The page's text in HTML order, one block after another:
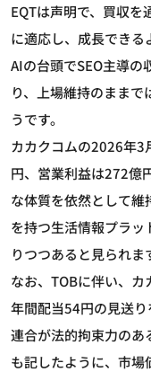
EQTは声明で、買収
に適応し、成長でき
AIの台頭でSEO主導の
り、上場維持のまま
うです。
カカクコムの2026年
円、営業利益は272億
な体質を依然として維
を持つ生活情報プラッ
りつつあると見られま
なお、TOBに伴い、
年間配当54円の見送
連合が法的拘束力のあ
も記したように、市場